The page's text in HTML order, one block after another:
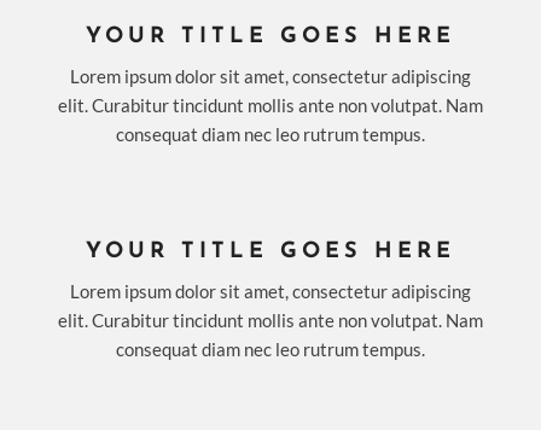
YOUR TITLE GOES HERE
Lorem ipsum dolor sit amet, consectetur adipiscing
elit. Curabitur tincidunt mollis ante non volutpat. Nam
consequat diam nec leo rutrum tempus.
YOUR TITLE GOES HERE
Lorem ipsum dolor sit amet, consectetur adipiscing
elit. Curabitur tincidunt mollis ante non volutpat. Nam
consequat diam nec leo rutrum tempus.